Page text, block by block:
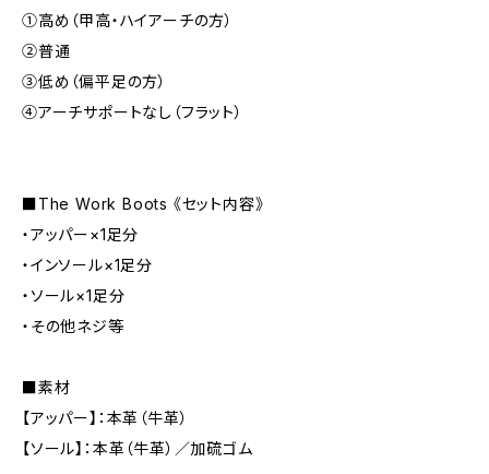
①高め（甲高・ハイアーチの方）
②普通
③低め（偏平足の方）
④アーチサポートなし（フラット）
■The Work Boots 《セット内容》
・アッパー×1足分
・インソール×1足分
・ソール×1足分
・その他ネジ等
■素材
【アッパー】：本革（牛革）
【ソール】：本革（牛革）／加硫ゴム